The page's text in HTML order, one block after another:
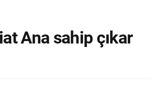
Ana sahip çıkar